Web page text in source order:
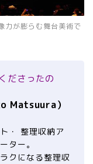
力が膨らむ舞台美術で
ださったの
Matsuura）
・ 整理収納ア
ター。
クになる整理収